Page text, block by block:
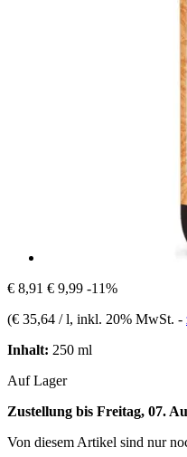
€ 8,91 € 9,99 -11%
(€ 35,64 / l, inkl. 20% MwSt. -
Inhalt: 250 ml
Auf Lager
Zustellung bis Freitag, 07.
Von diesem Artikel sind nur